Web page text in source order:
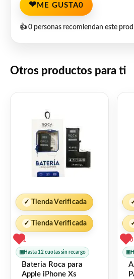
❤ ME GUSTA0
👍 0 personas recomiendan este
Otros productos para ti
✓ Tienda Verificada
✓ Tienda Verificada
1
▣ Hasta 12 cuotas sin recargo
Bateria Roca para
Apple iPhone Xs
0
▣